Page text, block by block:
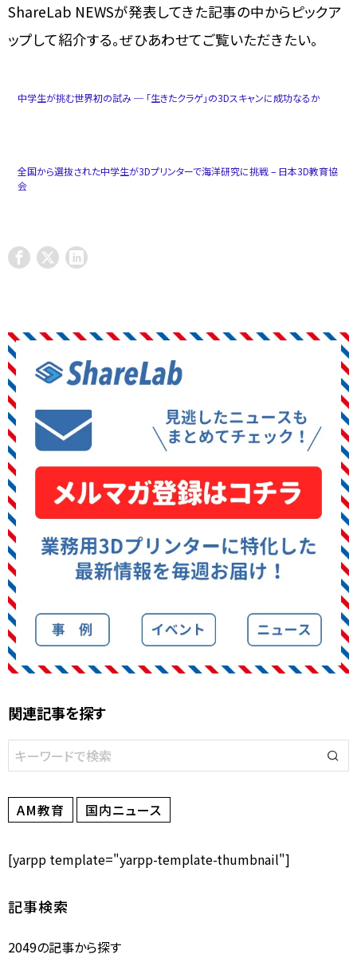
ShareLab NEWSが発表してきた記事の中からピックア
ップして紹介する。ぜひあわせてご覧いただきたい。
中学生が挑む世界初の試み ─ 「生きたクラゲ」の3Dスキャンに成功なるか
全国から選抜された中学生が3Dプリンターで海洋研究に挑戦 – 日本3D教育協
会
関連記事を探す
AM教育 国内ニュース
[yarpp template="yarpp-template-thumbnail"]
記事検索
2049の記事から探す